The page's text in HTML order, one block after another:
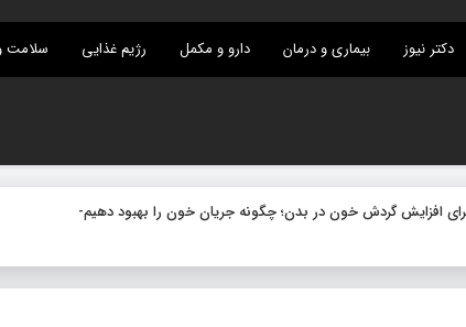
دکتر نیوز بیماری و درمان دارو و مکمل رژیم غذایی سلامت